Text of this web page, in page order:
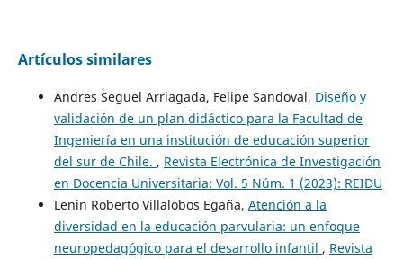
Artículos similares
Andres Seguel Arriagada, Felipe Sandoval, Diseño y
validación de un plan didáctico para la Facultad de
Ingeniería en una institución de educación superior
del sur de Chile. , Revista Electrónica de Investigación
en Docencia Universitaria: Vol. 5 Núm. 1 (2023): REIDU
Lenin Roberto Villalobos Egaña, Atención a la
diversidad en la educación parvularia: un enfoque
neuropedagógico para el desarrollo infantil , Revista